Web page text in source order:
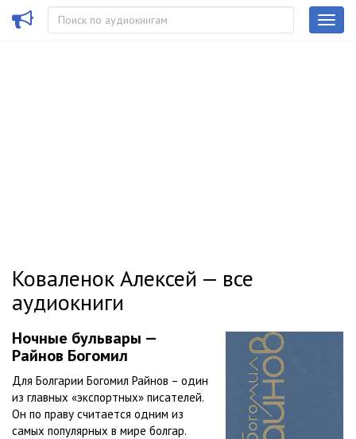
Коваленок Алексей — все
аудиокниги
Ночные бульвары —
Райнов Богомил
Для Болгарии Богомил Райнов – один
из главных «экспортных» писателей.
Он по праву считается одним из
самых популярных в мире болгар.